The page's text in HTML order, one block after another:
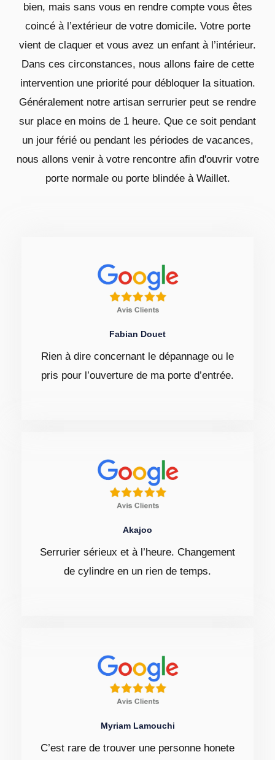
bien, mais sans vous en rendre compte vous êtes
coincé à l’extérieur de votre domicile. Votre porte
vient de claquer et vous avez un enfant à l’intérieur.
Dans ces circonstances, nous allons faire de cette
intervention une priorité pour débloquer la situation.
Généralement notre artisan serrurier peut se rendre
sur place en moins de 1 heure. Que ce soit pendant
un jour férié ou pendant les périodes de vacances,
nous allons venir à votre rencontre afin d'ouvrir votre
porte normale ou porte blindée à Waillet.
Fabian Douet
Rien à dire concernant le dépannage ou le
pris pour l’ouverture de ma porte d’entrée.
Akajoo
Serrurier sérieux et à l’heure. Changement
de cylindre en un rien de temps.
Myriam Lamouchi
C’est rare de trouver une personne honete